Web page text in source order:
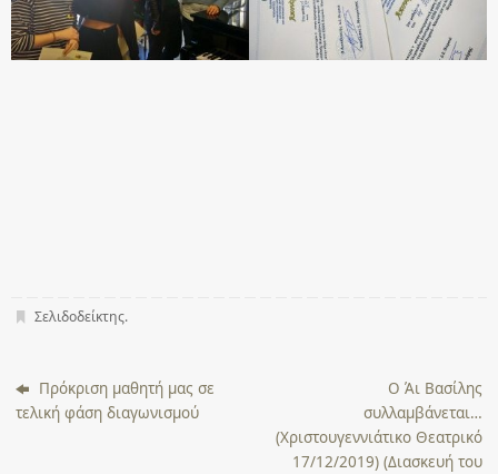
Σελιδοδείκτης.
Πρόκριση μαθητή μας σε
τελική φάση διαγωνισμού
Ο Άι Βασίλης
συλλαμβάνεται…
(Χριστουγεννιάτικο Θεατρικό
17/12/2019) (Διασκευή του